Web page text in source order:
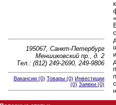
195067, Санкт-Петербург
Меншиковский пр., д. 2
Тел.: (812) 249-2690, 249-9806
Вакансии (0) Товары (0) Инвестиции
(0) Заявки (0)